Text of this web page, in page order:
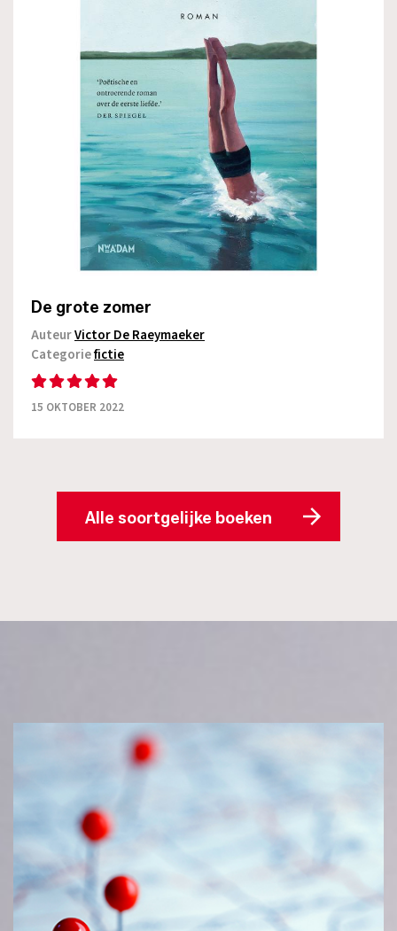
De grote zomer
AuteurVictor De Raeymaeker
Categoriefictie
15 OKTOBER 2022
Alle soortgelijke boeken